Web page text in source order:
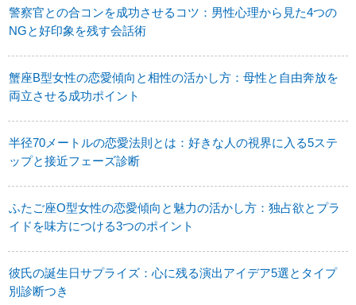
警察官との合コンを成功させるコツ：男性心理から見た4つの
NGと好印象を残す会話術
蟹座B型女性の恋愛傾向と相性の活かし方：母性と自由奔放を
両立させる成功ポイント
半径70メートルの恋愛法則とは：好きな人の視界に入る5ステ
ップと接近フェーズ診断
ふたご座O型女性の恋愛傾向と魅力の活かし方：独占欲とプラ
イドを味方につける3つのポイント
彼氏の誕生日サプライズ：心に残る演出アイデア5選とタイプ
別診断つき